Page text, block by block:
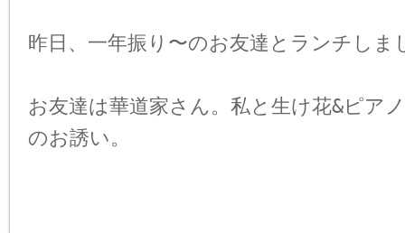
昨日、一年振り〜のお友達とランチしま
お友達は華道家さん。私と生け花&ピア
のお誘い。